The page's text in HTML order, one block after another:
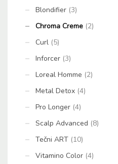
Blondifier (3)
Chroma Creme (2)
Curl (5)
Inforcer (3)
Loreal Homme (2)
Metal Detox (4)
Pro Longer (4)
Scalp Advanced (8)
Tečni ART (10)
Vitamino Color (4)